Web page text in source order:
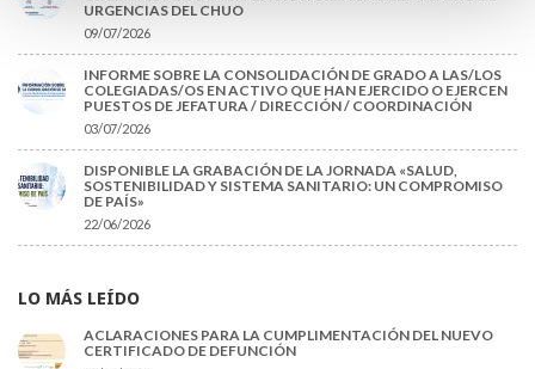
URGENCIAS DEL CHUO
09/07/2026
INFORME SOBRE LA CONSOLIDACIÓN DE GRADO A LAS/LOS
COLEGIADAS/OS EN ACTIVO QUE HAN EJERCIDO O EJERCEN
PUESTOS DE JEFATURA / DIRECCIÓN / COORDINACIÓN
03/07/2026
DISPONIBLE LA GRABACIÓN DE LA JORNADA «SALUD,
SOSTENIBILIDAD Y SISTEMA SANITARIO: UN COMPROMISO
DE PAÍS»
22/06/2026
LO MÁS LEÍDO
ACLARACIONES PARA LA CUMPLIMENTACIÓN DEL NUEVO
CERTIFICADO DE DEFUNCIÓN